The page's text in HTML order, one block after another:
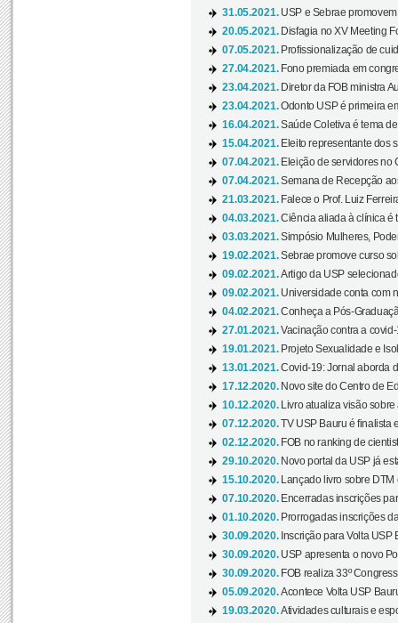
31.05.2021. USP e Sebrae
20.05.2021. Disfagia no XV Meeting
07.05.2021. Profissionalização de
27.04.2021. Fono premiada em
23.04.2021. Diretor da FOB ministra
23.04.2021.Odonto USP é primeira
16.04.2021.Saúde Coletiva é tema
15.04.2021. Eleito representante dos
07.04.2021. Eleição de servidores no
07.04.2021.Semana de Recepção
21.03.2021. Falece o Prof. Luiz
04.03.2021.Ciência aliada à clínica é
03.03.2021.Simpósio Mulheres,
19.02.2021.Sebrae promove curso
09.02.2021.Artigo da USP
09.02.2021. Universidade conta com
04.02.2021.Conheça a Pós-
27.01.2021.Vacinação contra a
19.01.2021. Projeto Sexualidade e
13.01.2021.Covid-19: Jornal aborda
17.12.2020. Novo site do Centro de
10.12.2020.
Livro atualiza visão
07.12.2020.TV USP Bauru é finalista
02.12.2020. FOB no ranking de
29.10.2020. Novo portal da USP já
15.10.2020.
Lançado livro sobre
07.10.2020. Encerradas inscrições
01.10.2020. Prorrogadas inscrições
30.09.2020. Inscrição para Volta USP
30.09.2020. USP apresenta o novo
30.09.2020. FOB realiza 33º
05.09.2020.Acontece Volta USP
19.03.2020.Atividades culturais e